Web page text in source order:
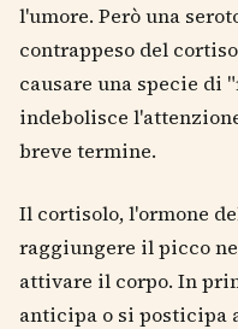
l'umore. Però una
contrappeso del
causare una specie di
indebolisce
breve termine.
Il cortisolo, l'ormone
raggiungere il picco
attivare il corpo. In
anticipa o si posticipa